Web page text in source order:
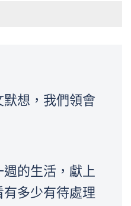
想，我們領會
的生活，獻上
多少有待處理